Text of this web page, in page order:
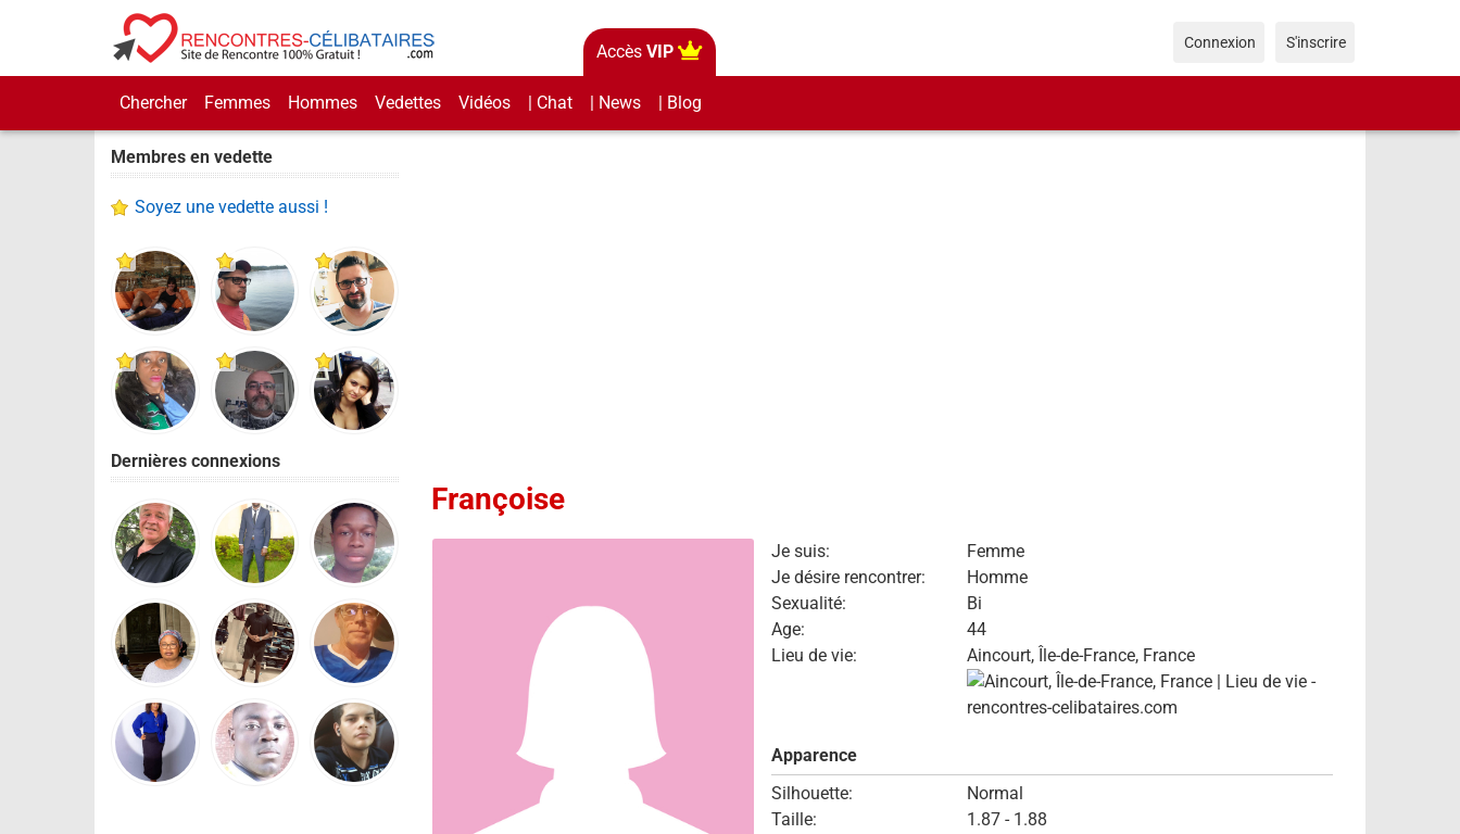
Accès VIP
Chercher Femmes Hommes Vedettes Vidéos | Chat | News | Blog
Connexion S'inscrire
Membres en vedette
Soyez une vedette aussi !
Dernières connexions
Françoise
Je suis:
Femme
Je désire rencontrer:
Homme
Sexualité:
Bi
Age:
44
Lieu de vie:
Aincourt, Île-de-France, France
Apparence
Silhouette:
Normal
Taille:
1.87 - 1.88